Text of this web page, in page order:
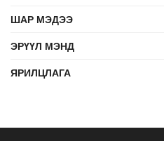
ШАР МЭДЭЭ
ЭРҮҮЛ МЭНД
ЯРИЛЦЛАГА